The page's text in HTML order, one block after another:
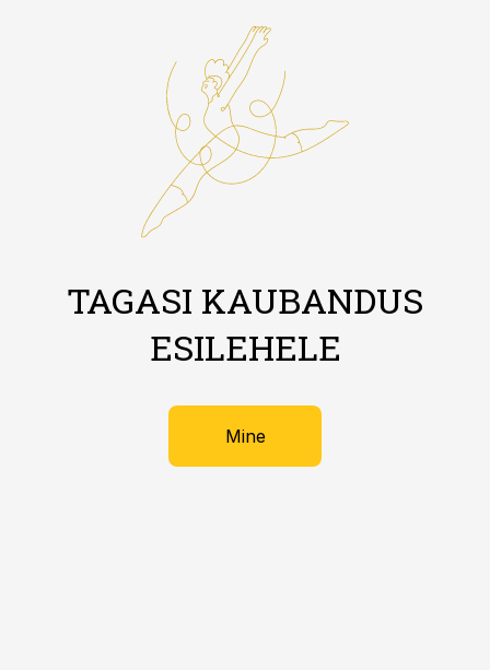
TAGASI KAUBANDUS
ESILEHELE
Mine